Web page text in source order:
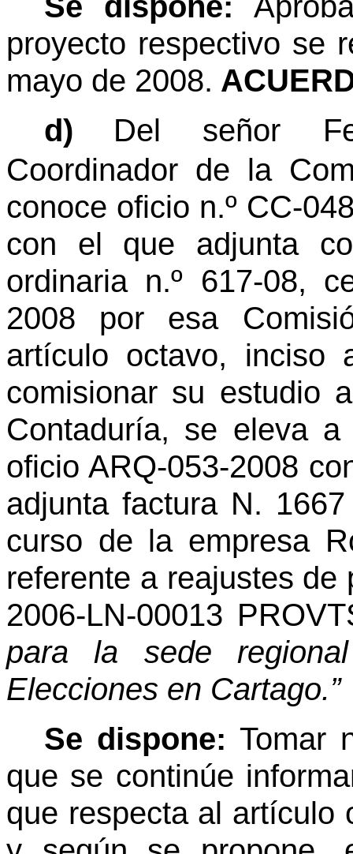
proyecto respectivo se
mayo de 2008.
d)
Del señor
Coordinador de la
conoce oficio n.º CC-
con el que adjunta
ordinaria n.º 617-08,
2008 por esa
artículo octavo,
comisionar su estudio
Contaduría, se eleva
oficio ARQ-053-2008
adjunta factura N.
curso de la empresa
referente a reajustes
2006-LN-00013
para la sede
Elecciones en Cartago.”
Se dispone:Tomar
que se continúe
que respecta al artículo